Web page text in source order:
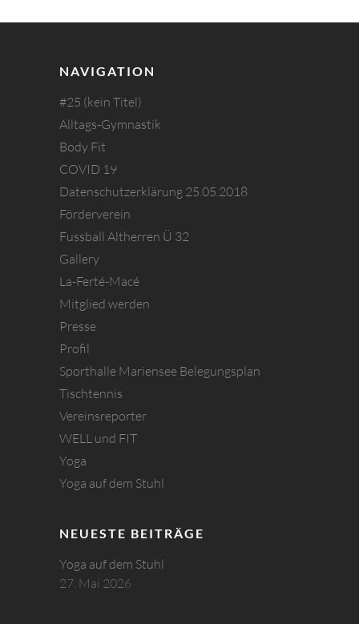
NAVIGATION
#25 (kein Titel)
Alltags-Gymnastik
Body Fit
COVID 19
Datenschutzerklärung 25.05.2018
Förderverein
Fussball Altherren Ü 32
Gallery
La-Ferté-Macé
Mitglied werden
Presse
Profil
Sporthalle Mariensee Belegungsplan
Tischtennis
Vereinsreporter
WELL und FIT
Yoga
Yoga auf dem Stuhl
NEUESTE BEITRÄGE
Yoga auf dem Stuhl
27. Mai 2026